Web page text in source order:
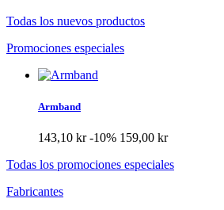
Todas los nuevos productos
Promociones especiales
Armband
143,10 kr-10% 159,00 kr
Todas los promociones especiales
Fabricantes